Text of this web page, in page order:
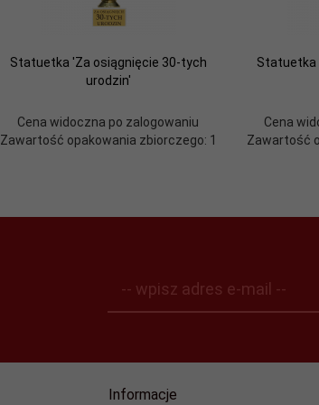
Statuetka 'Za osiągnięcie 30-tych
urodzin'
Cena widoczna po zalogowaniu
Zawartość opakowania zbiorczego: 1
Statuetka
Cena
Zawartość
-- wpisz adres e-mail --
Informacje